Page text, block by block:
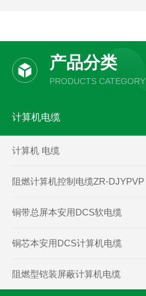
产品分类
PRODUCTS CATEGORY
计算机电缆
计算机 电缆
阻燃计算机控制电缆ZR-DJYPVP
铜带总屏本安用DCS软电缆
铜芯本安用DCS计算机电缆
阻燃型铠装屏蔽计算机电缆